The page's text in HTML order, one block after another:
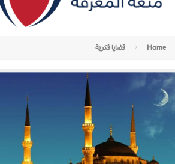
Home قضايا فكرية